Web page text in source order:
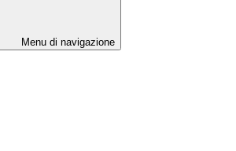
Menu di navigazione